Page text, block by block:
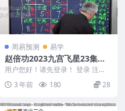
周易预测 易学
赵倍功2023九宫飞星23集利
用九宫飞星图来测事占断吉凶
用户您好！请先登录！ 登录 注册
轩呈国学赵倍功2023九宫飞星 课
程23集视频...
3 年前 180 28